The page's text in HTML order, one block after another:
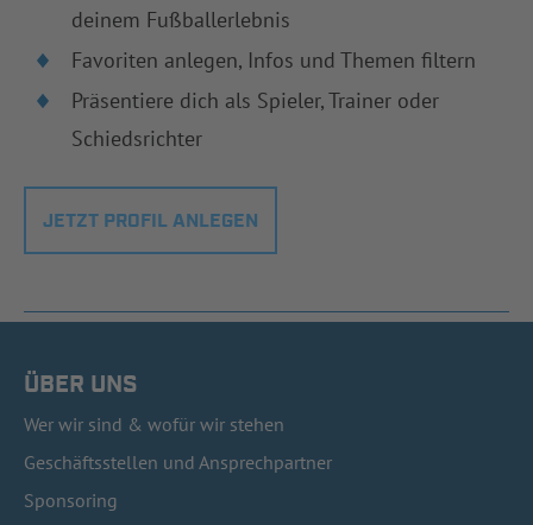
deinem Fußballerlebnis
Favoriten anlegen, Infos und Themen filtern
Präsentiere dich als Spieler, Trainer oder
Schiedsrichter
JETZT PROFIL ANLEGEN
ÜBER UNS
Wer wir sind & wofür wir stehen
Geschäftsstellen und Ansprechpartner
Sponsoring